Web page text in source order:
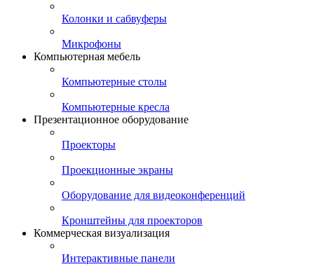
Колонки и сабвуферы
Микрофоны
Компьютерная мебель
Компьютерные столы
Компьютерные кресла
Презентационное оборудование
Проекторы
Проекционные экраны
Оборудование для видеоконференций
Кронштейны для проекторов
Коммерческая визуализация
Интерактивные панели